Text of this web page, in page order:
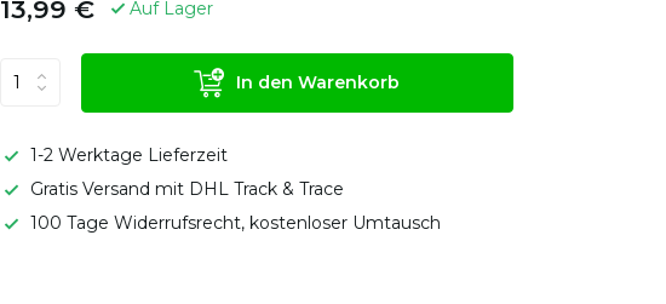
13,99 € Auf Lager
In den Warenkorb
1-2 Werktage Lieferzeit
Gratis Versand mit DHL Track & Trace
100 Tage Widerrufsrecht, kostenloser Umtausch